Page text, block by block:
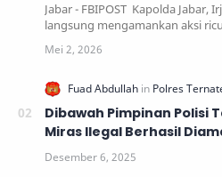
Jabar - FBIPOST Kapolda Jabar,
langsung mengamankan aksi
Dibawah Pimpinan Polisi
Miras Ilegal Berhasil